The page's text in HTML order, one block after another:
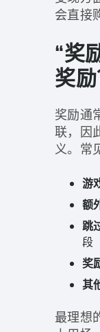
会直接
“奖
奖励
奖励通
联，因
义。常
游
额
跳
段
奖
其
最理想